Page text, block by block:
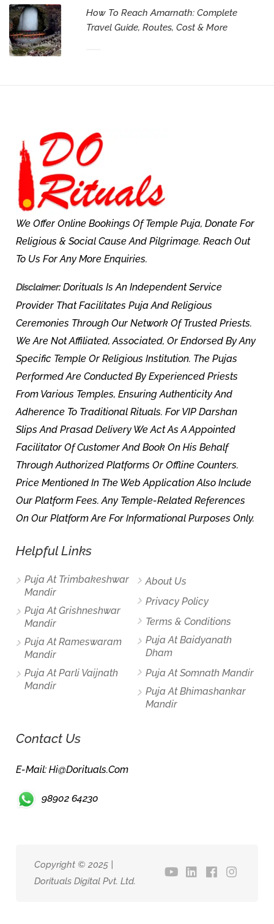
How To Reach Amarnath: Complete
Travel Guide, Routes, Cost & More
We Offer Online Bookings Of Temple Puja, Donate For
Religious & Social Cause And Pilgrimage. Reach Out
To Us For Any More Enquiries.
Disclaimer:Dorituals Is An Independent Service
Provider That Facilitates Puja And Religious
Ceremonies Through Our Network Of Trusted Priests.
We Are Not Affiliated, Associated, Or Endorsed By Any
Specific Temple Or Religious Institution. The Pujas
Performed Are Conducted By Experienced Priests
From Various Temples, Ensuring Authenticity And
Adherence To Traditional Rituals. For VIP Darshan
Slips And Prasad Delivery We Act As A Appointed
Facilitator Of Customer And Book On His Behalf
Through Authorized Platforms Or Offline Counters.
Price Mentioned In The Web Application Also Include
Our Platform Fees. Any Temple-Related References
On Our Platform Are For Informational Purposes Only.
Helpful Links
Puja At Trimbakeshwar
Mandir
Puja At Grishneshwar
Mandir
Puja At Rameswaram
Mandir
Puja At Parli Vaijnath
Mandir
About Us
Privacy Policy
Terms & Conditions
Puja At Baidyanath
Dham
Puja At Somnath Mandir
Puja At Bhimashankar
Mandir
Contact Us
E-Mail: Hi@dorituals.com
98902 64230
Copyright © 2025 |
Dorituals Digital Pvt. Ltd.